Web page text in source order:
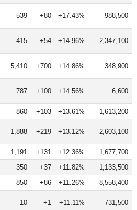
539 +80 +17.43% 988,500
415 +54 +14.96% 2,347,100
5,410 +700 +14.86% 348,900
787 +100 +14.56% 6,600
860 +103 +13.61% 1,613,200
1,888 +219 +13.12% 2,603,100
1,191 +131 +12.36%
1,677,700
350 +37 +11.82%
1,133,500
850 +86 +11.26% 8,558,400
10 +1 +11.11% 731,500